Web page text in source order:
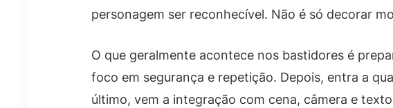
personagem ser reconhecível. Não é só decorar
O que geralmente acontece nos bastidores é
foco em segurança e repetição. Depois, entra a
último, vem a integração com cena, câmera e